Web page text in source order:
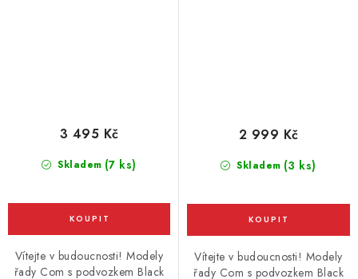
Skladem (7 ks)
3 495 Kč
Vítejte v budoucnosti! Modely
řady Com s podvozkem Black
Skladem (3 ks)
2 999 Kč
Vítejte v budoucnosti! Modely
řady Com s podvozkem Black